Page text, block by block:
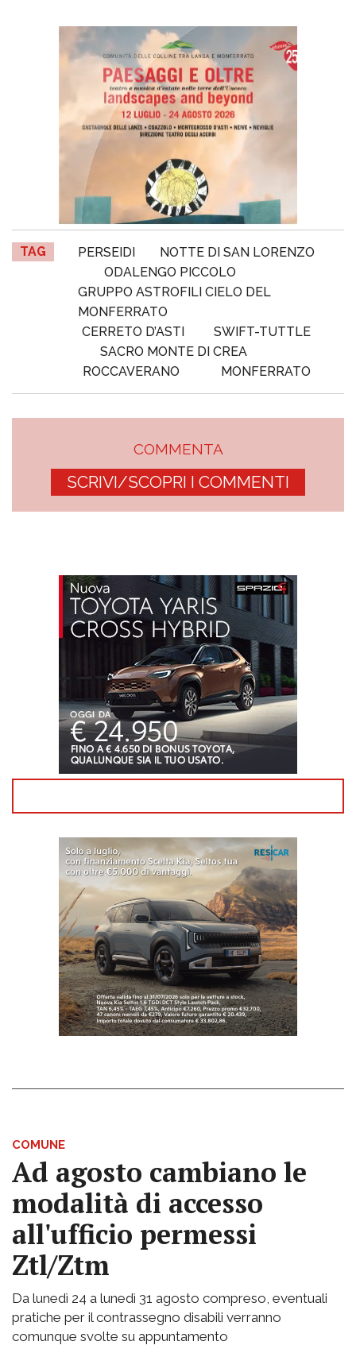
TAG PERSEIDI
NOTTE DI SAN LORENZO
ODALENGO PICCOLO
GRUPPO ASTROFILI CIELO DEL
MONFERRATO
CERRETO D’ASTI
SWIFT-TUTTLE
SACRO MONTE DI CREA
ROCCAVERANO
MONFERRATO
COMMENTA
SCRIVI/SCOPRI I COMMENTI
COMUNE
Ad agosto cambiano le
modalità di accesso
all'ufficio permessi
Ztl/Ztm
Da lunedì 24 a lunedì 31 agosto compreso, eventuali
pratiche per il contrassegno disabili verranno
comunque svolte su appuntamento